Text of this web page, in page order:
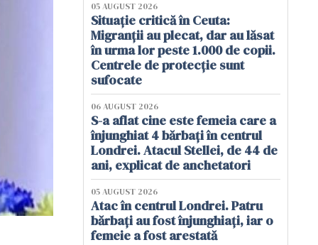
05 AUGUST 2026
Situație critică în Ceuta:
Migranții au plecat, dar au lăsat
în urma lor peste 1.000 de copii.
Centrele de protecție sunt
sufocate
06 AUGUST 2026
S-a aflat cine este femeia care a
înjunghiat 4 bărbați în centrul
Londrei. Atacul Stellei, de 44 de
ani, explicat de anchetatori
05 AUGUST 2026
Atac în centrul Londrei. Patru
bărbați au fost înjunghiați, iar o
femeie a fost arestată